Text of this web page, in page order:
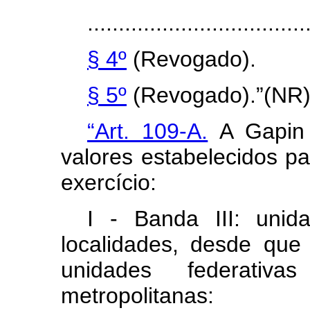
§ 4º (Revogado).
§ 5º (Revogado).”(NR)
“Art. 109-A. A
valores estabelecidos
exercício:
I - Banda III:
localidades, desde
unidades
metropolitanas: